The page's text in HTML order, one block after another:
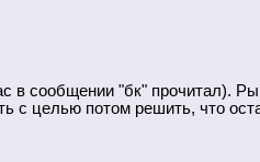
в сообщении "бк" прочитал).
с целью потом решить, что